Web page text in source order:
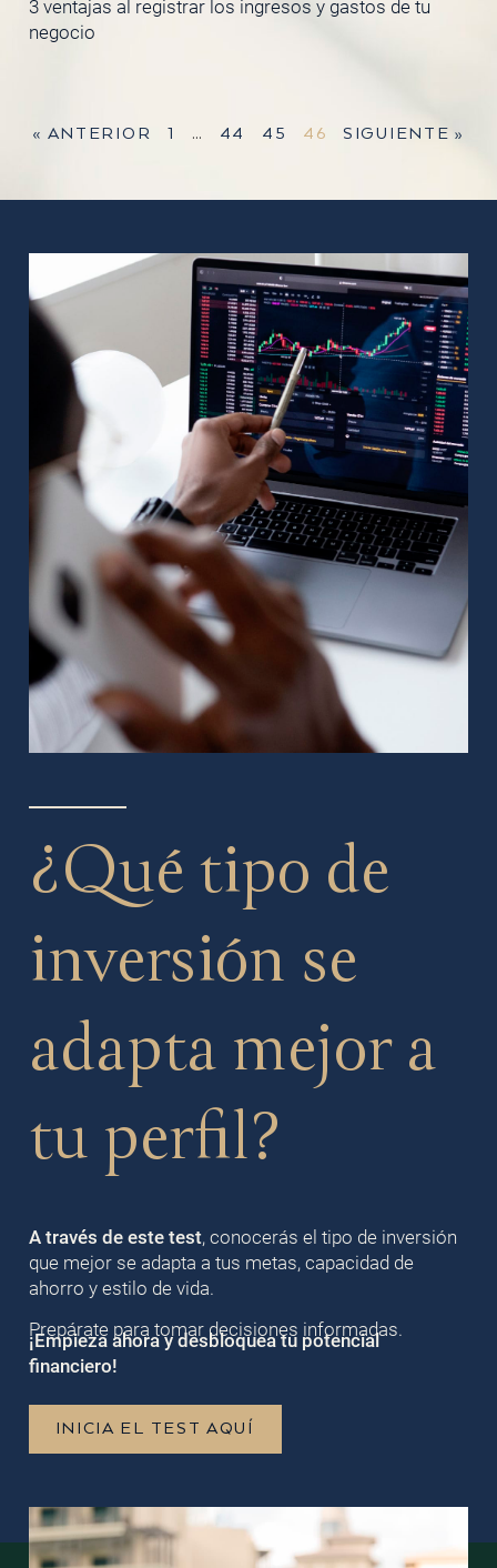
3 ventajas al registrar los ingresos y gastos de tu
negocio
« ANTERIOR 1 … 44 45 46 SIGUIENTE »
¿Qué tipo de
inversión se
adapta mejor a
tu perfil?
A través de este test, conocerás el tipo de inversión
que mejor se adapta a tus metas, capacidad de
ahorro y estilo de vida.
Prepárate para tomar decisiones informadas.
¡Empieza ahora y desbloquea tu potencial
financiero!
INICIA EL TEST AQUÍ